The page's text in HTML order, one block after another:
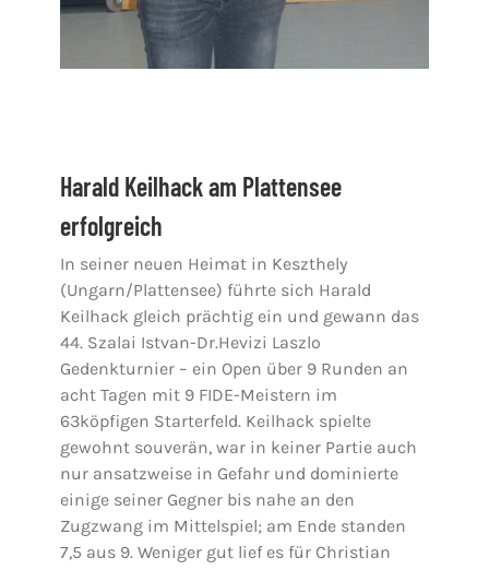
Harald Keilhack am Plattensee
erfolgreich
In seiner neuen Heimat in Keszthely
(Ungarn/Plattensee) führte sich Harald
Keilhack gleich prächtig ein und gewann das
44. Szalai Istvan-Dr.Hevizi Laszlo
Gedenkturnier – ein Open über 9 Runden an
acht Tagen mit 9 FIDE-Meistern im
63köpfigen Starterfeld. Keilhack spielte
gewohnt souverän, war in keiner Partie auch
nur ansatzweise in Gefahr und dominierte
einige seiner Gegner bis nahe an den
Zugzwang im Mittelspiel; am Ende standen
7,5 aus 9. Weniger gut lief es für Christian